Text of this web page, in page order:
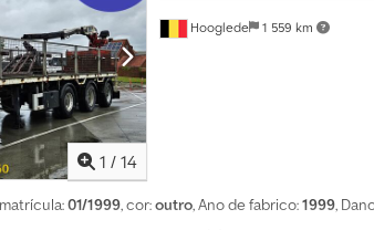
1 / 14
Hooglede 1 559 km
01/1999, cor:outro, Ano de fabrico:1999,
d
p